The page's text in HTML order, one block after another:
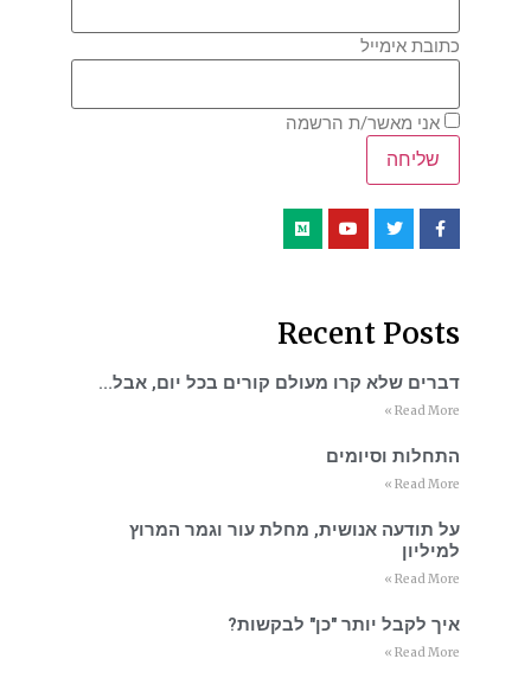
כתובת אימייל
אני מאשר/ת הרשמה
Recent Posts
דברים שלא קרו מעולם קורים בכל יום, אבל…
Read More »
התחלות וסיומים
Read More »
על תודעה אנושית, מחלת עור וגמר המרוץ
למיליון
Read More »
איך לקבל יותר "כן" לבקשות?
Read More »